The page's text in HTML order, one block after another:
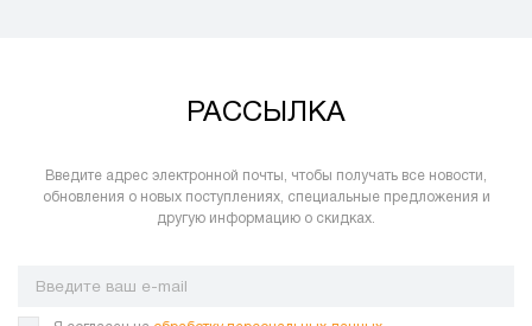
РАССЫЛКА
Введите адрес электронной почты, чтобы получать все новости,
обновления о новых поступлениях, специальные предложения и
другую информацию о скидках.